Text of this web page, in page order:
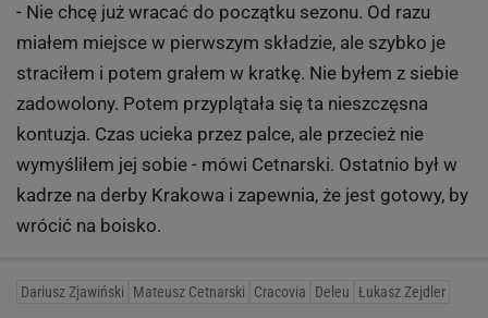
- Nie chcę już wracać do początku sezonu. Od razu
miałem miejsce w pierwszym składzie, ale szybko je
straciłem i potem grałem w kratkę. Nie byłem z siebie
zadowolony. Potem przyplątała się ta nieszczęsna
kontuzja. Czas ucieka przez palce, ale przecież nie
wymyśliłem jej sobie - mówi Cetnarski. Ostatnio był w
kadrze na derby Krakowa i zapewnia, że jest gotowy, by
wrócić na boisko.
Dariusz Zjawiński Mateusz Cetnarski Cracovia Deleu Łukasz Zejdler